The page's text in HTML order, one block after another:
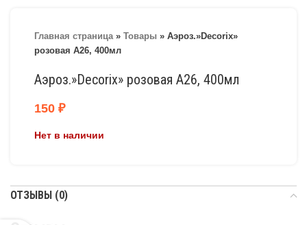
Главная страница» Товары » Аэроз.»Decorix»
розовая А26, 400мл
Аэроз.»Decorix» розовая А26, 400мл
150 ₽
Нет в наличии
ОТЗЫВЫ (0)